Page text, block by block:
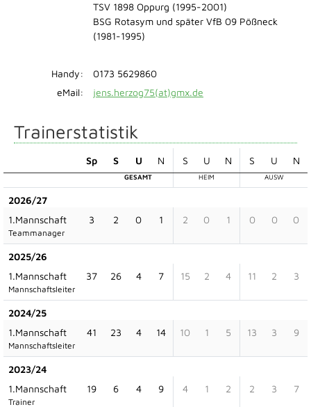
TSV 1898 Oppurg (1995-2001)
BSG Rotasym und später VfB 09 Pößneck
(1981-1995)
Handy:
0173 5629860
eMail:
jens.herzog75(at)gmx.de
Trainerstatistik
Sp S U N S U N S U N
GESAMT HEIM AUSW
2026/27
1.Mannschaft
Teammanager
3 2 0 1 2 0 1 0 0 0
2025/26
1.Mannschaft
Mannschaftsleiter
37 26 4 7 15 2 4 11 2 3
2024/25
1.Mannschaft
Mannschaftsleiter
41 23 4 14 10 1 5 13 3 9
2023/24
1.Mannschaft
Trainer
19 6 4 9 4 1 2 2 3 7